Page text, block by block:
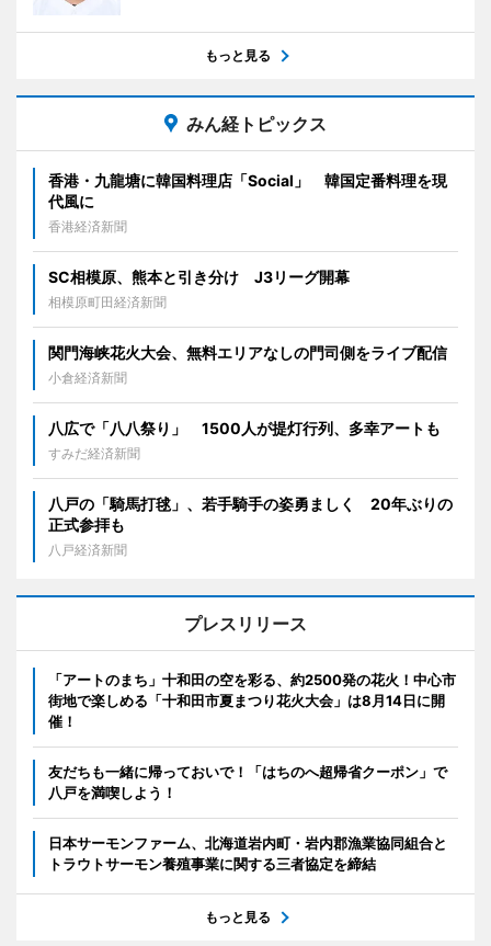
もっと見る
みん経トピックス
香港・九龍塘に韓国料理店「Social」 韓国定番料理を現
代風に
香港経済新聞
SC相模原、熊本と引き分け J3リーグ開幕
相模原町田経済新聞
関門海峡花火大会、無料エリアなしの門司側をライブ配信
小倉経済新聞
八広で「八八祭り」 1500人が提灯行列、多幸アートも
すみだ経済新聞
八戸の「騎馬打毬」、若手騎手の姿勇ましく 20年ぶりの
正式参拝も
八戸経済新聞
プレスリリース
「アートのまち」十和田の空を彩る、約2500発の花火！中心市
街地で楽しめる「十和田市夏まつり花火大会」は8月14日に開
催！
友だちも一緒に帰っておいで！「はちのへ超帰省クーポン」で
八戸を満喫しよう！
日本サーモンファーム、北海道岩内町・岩内郡漁業協同組合と
トラウトサーモン養殖事業に関する三者協定を締結
もっと見る